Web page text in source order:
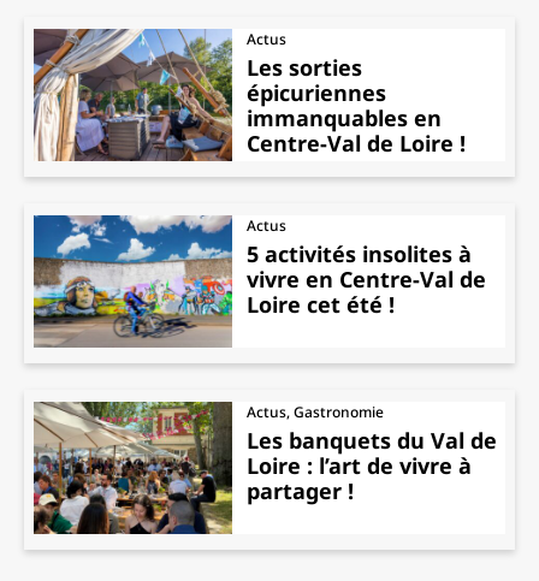
Actus
Les sorties
épicuriennes
immanquables en
Centre-Val de Loire !
Actus
5 activités insolites à
vivre en Centre-Val de
Loire cet été !
Actus, Gastronomie
Les banquets du Val de
Loire : l’art de vivre à
partager !